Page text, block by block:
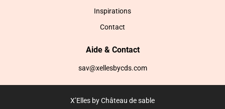
Inspirations
Contact
Aide & Contact
sav@xellesbycds.com
X’Elles by Château de sable